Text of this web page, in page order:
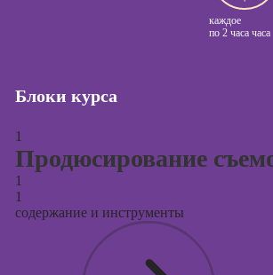
каждое
по 2 часа часа
Блоки курса
1
Продюсирование
1
1
содержание и инструменты